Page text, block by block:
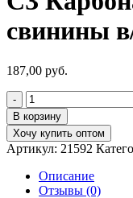
свинины
187,00 руб.
Количество
товара
СЗ
Карбонад
Деревенский
свинины
В корзину
Хочу купить оптом
Артикул: 21592
Описание
Отзывы (0)